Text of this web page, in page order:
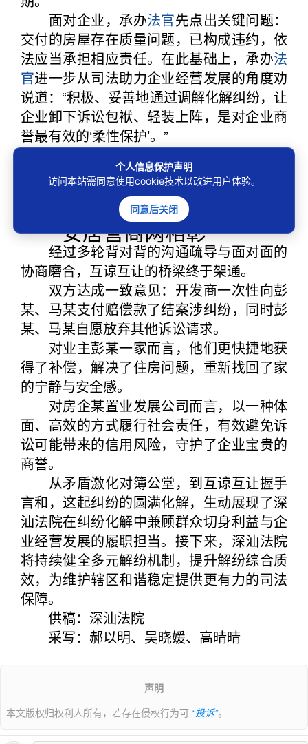
面对企业，承办法官先点出关键问题：
交付的房屋存在质量问题，已构成违约，依
法应当承担相应责任。在此基础上，承办法
官进一步从司法助力企业经营发展的角度劝
说道：“积极、妥善地通过调解化解纠纷，让
企业卸下诉讼包袱、轻装上阵，是对企业商
誉最有效的‘柔性保护’。”
为推动纠纷实质性化解，深汕法院还引
入专业调解员共同参与调解，凝聚强大多元
案结事了
安居营商两相彰
经过多轮背对背的沟通疏导与面对面的
协商磨合，互谅互让的桥梁终于架通。
双方达成一致意见：开发商一次性向彭
某、马某支付赔偿款了结案涉纠纷，同时彭
某、马某自愿放弃其他诉讼请求。
对业主彭某一家而言，他们更快捷地获
得了补偿，解决了住房问题，重新找回了家
的宁静与安全感。
对房企某置业发展公司而言，以一种体
面、高效的方式履行社会责任，有效避免诉
讼可能带来的信用风险，守护了企业宝贵的
商誉。
从矛盾激化对簿公堂，到互谅互让握手
言和，这起纠纷的圆满化解，生动展现了深
汕法院在纠纷化解中兼顾群众切身利益与企
业经营发展的履职担当。接下来，深汕法院
将持续健全多元解纷机制，提升解纷综合质
效，为维护辖区和谐稳定提供更有力的司法
保障。
供稿：深汕法院
采写：郝以明、吴晓媛、高晴晴
声明
本文版权归权利人所有，若存在侵权行为可 “投诉”。
个人信息保护声明
访问本站需同意使用cookie技术以改进用户体验。
同意后关闭